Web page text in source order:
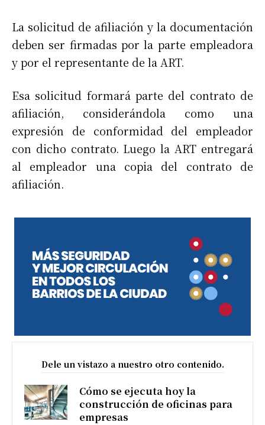
La solicitud de afiliación y la documentación
deben ser firmadas por la parte empleadora
y por el representante de la ART.
Esa solicitud formará parte del contrato de
afiliación, considerándola como una
expresión de conformidad del empleador
con dicho contrato. Luego la ART entregará
al empleador una copia del contrato de
afiliación.
Dele un vistazo a nuestro otro contenido.
Cómo se ejecuta hoy la
construcción de oficinas para
empresas